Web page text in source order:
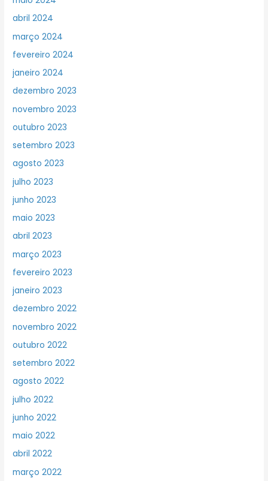
abril 2024
março 2024
fevereiro 2024
janeiro 2024
dezembro 2023
novembro 2023
outubro 2023
setembro 2023
agosto 2023
julho 2023
junho 2023
maio 2023
abril 2023
março 2023
fevereiro 2023
janeiro 2023
dezembro 2022
novembro 2022
outubro 2022
setembro 2022
agosto 2022
julho 2022
junho 2022
maio 2022
abril 2022
março 2022